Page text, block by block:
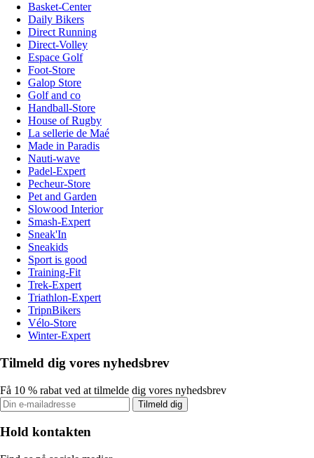
Basket-Center
Daily Bikers
Direct Running
Direct-Volley
Espace Golf
Foot-Store
Galop Store
Golf and co
Handball-Store
House of Rugby
La sellerie de Maé
Made in Paradis
Nauti-wave
Padel-Expert
Pecheur-Store
Pet and Garden
Slowood Interior
Smash-Expert
Sneak'In
Sneakids
Sport is good
Training-Fit
Trek-Expert
Triathlon-Expert
TripnBikers
Vélo-Store
Winter-Expert
Tilmeld dig vores nyhedsbrev
Få 10 % rabat ved at tilmelde dig vores nyhedsbrev
Tilmeld dig
Hold kontakten